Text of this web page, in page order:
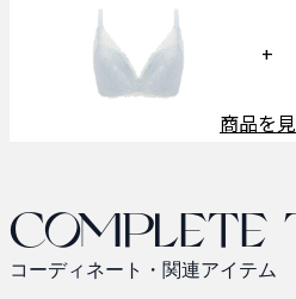
+
商品を
Complete
コーディネート・関連アイテム